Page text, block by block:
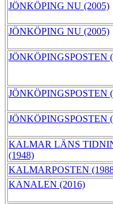
JÖNKÖPING NU (2005)
JÖNKÖPING NU (2005)
JÖNKÖPINGSPOSTEN
JÖNKÖPINGSPOSTEN
JÖNKÖPINGSPOSTEN
KALMAR LÄNS
(1948)
KALMARPOSTEN
KANALEN (2016)